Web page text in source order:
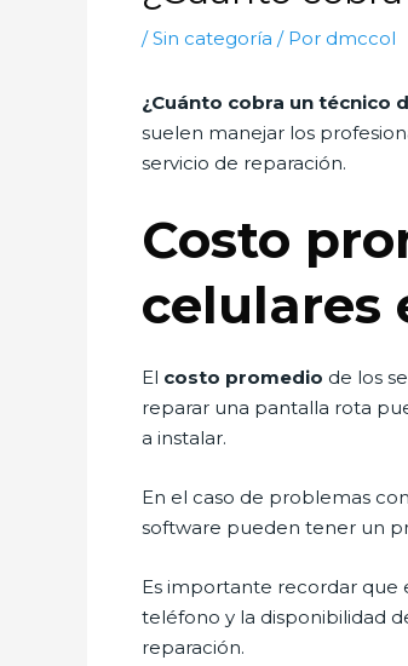
/Sin categoría / Por dmccol
¿Cuánto cobra un técnico
suelen manejar los
servicio de reparación.
Costo
celulares
El costo promedio de los
reparar una pantalla rota
a instalar.
En el caso de problemas
software pueden tener un
Es importante recordar que
teléfono y la disponibilidad
reparación.